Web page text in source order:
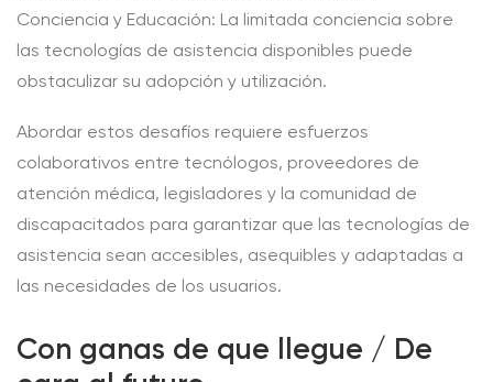
Conciencia y Educación: La limitada conciencia sobre
las tecnologías de asistencia disponibles puede
obstaculizar su adopción y utilización.
Abordar estos desafíos requiere esfuerzos
colaborativos entre tecnólogos, proveedores de
atención médica, legisladores y la comunidad de
discapacitados para garantizar que las tecnologías de
asistencia sean accesibles, asequibles y adaptadas a
las necesidades de los usuarios.
Con ganas de que llegue / De